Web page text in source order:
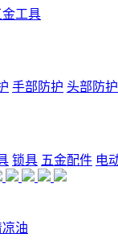
金工具
手部防护 头部防护
锁具 五金配件 电
油